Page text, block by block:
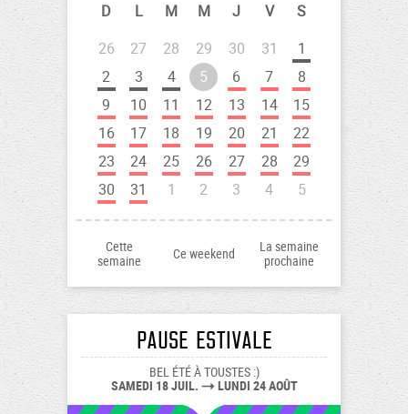
D L M M J V
S
26
27 28 29 30 31
1
2
3 4 5 6 7
8
9
10 11 12 13 14
15
16
17 18 19 20 21
22
23
24 25 26 27 28
29
30
31 1 2 3 4 5
Cette
semaine
Ce weekend
La semaine
prochaine
PAUSE ESTIVALE
BEL ÉTÉ À TOUSTES :)
SAMEDI 18 JUIL. LUNDI 24 AOÛT